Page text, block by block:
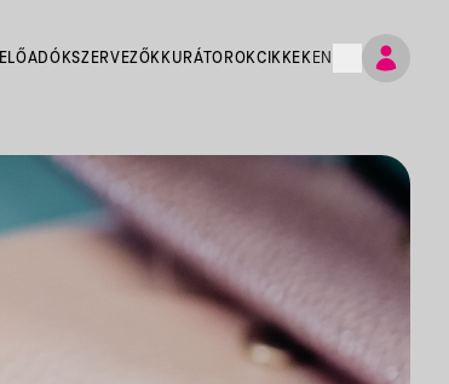
ELŐADÓKSZERVEZŐK KURÁTOROKCIKKEK EN